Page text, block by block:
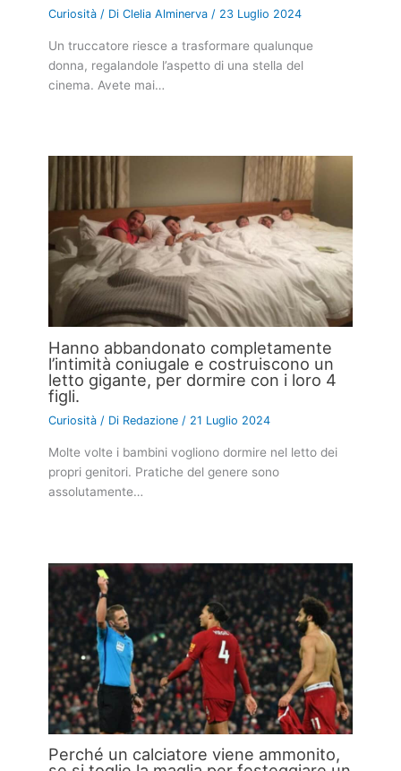
Curiosità / DiClelia Alminerva / 23 Luglio 2024
Un truccatore riesce a trasformare qualunque
donna, regalandole l’aspetto di una stella del
cinema. Avete mai…
Hanno abbandonato completamente
l’intimità coniugale e costruiscono un
letto gigante, per dormire con i loro 4
figli.
Curiosità / Di Redazione/ 21 Luglio 2024
Molte volte i bambini vogliono dormire nel letto dei
propri genitori. Pratiche del genere sono
assolutamente…
Perché un calciatore viene ammonito,